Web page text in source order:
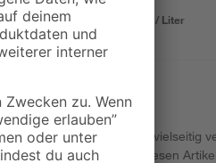
1,20 € / Liter
aus leichtem Zink und ist vielseitig
gefertigt und frostfest. Diesen